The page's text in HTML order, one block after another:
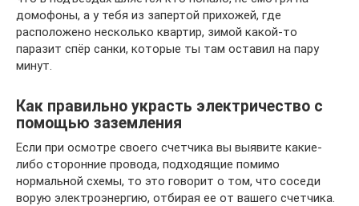
домофоны, а у тебя из запертой прихожей, где
расположено несколько квартир, зимой какой-то
паразит спёр санки, которые ты там оставил на пару
минут.
Как правильно украсть электричество с
помощью заземления
Если при осмотре своего счетчика вы выявите какие-
либо сторонние провода, подходящие помимо
нормальной схемы, то это говорит о том, что соседи
ворую электроэнергию, отбирая ее от вашего счетчика.